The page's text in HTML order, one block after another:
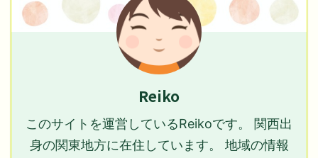
Reiko
このサイトを運営しているReikoです。 関西出
身の関東地方に在住しています。 地域の情報